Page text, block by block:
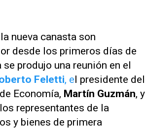
nueva canasta son
desde los primeros días de
produjo una reunión en el
Feletti, el presidente del
Economía, Martín Guzmán, y
representantes de la
y bienes de primera